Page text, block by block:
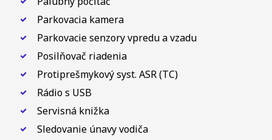
Parkovacia kamera
Parkovacie senzory vpredu a vzadu
Posilňovač riadenia
Protiprešmykový syst. ASR (TC)
Rádio s USB
Servisná knižka
Sledovanie únavy vodiča